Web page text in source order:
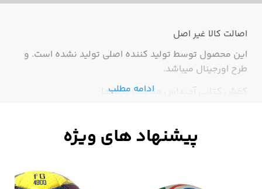
اصالت کالا غیر اصل
این محصول توسط تولید کننده اصلی تولید نشده است. و
طرح اورجینال میباشد.
کفش کتانی آدیداس مناسب بچه ها
ادامه مطلب